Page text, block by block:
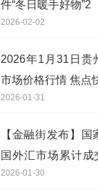
件“冬日暖手好物”2
2026-02-02
2026年1月31日贵
市场价格行情 焦点
2026-01-31
【金融街发布】
国外汇市场累计成
币
2026-01-30